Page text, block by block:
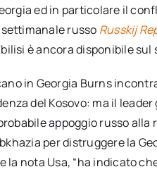
ed in particolare il
russo Russkij
è ancora disponibile
in Georgia Burns
del Kosovo: ma il
appoggio russo alla
per distruggere la
nota Usa, “ha indicato